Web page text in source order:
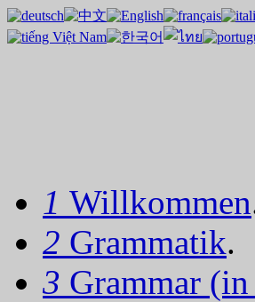
1 Willkommen
2 Grammatik.
3 Grammar